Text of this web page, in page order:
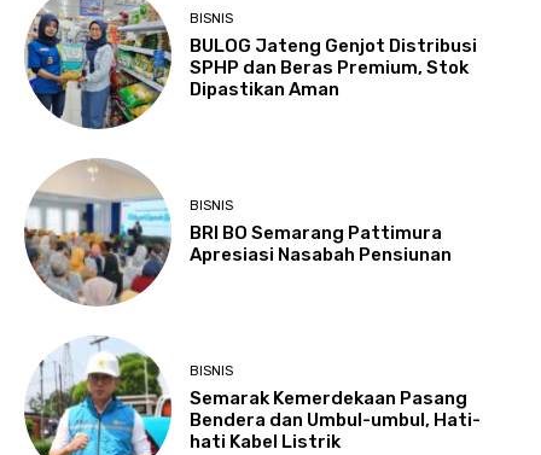
BISNIS
BULOG Jateng Genjot Distribusi
SPHP dan Beras Premium, Stok
Dipastikan Aman
BISNIS
BRI BO Semarang Pattimura
Apresiasi Nasabah Pensiunan
BISNIS
Semarak Kemerdekaan Pasang
Bendera dan Umbul-umbul, Hati-
hati Kabel Listrik